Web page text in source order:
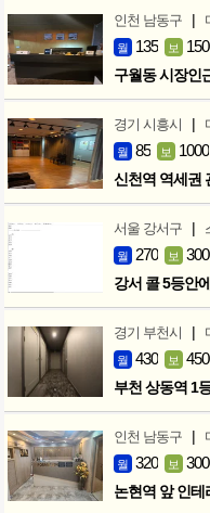
인천 남동구 |
월 135 보
구월동 시장인
경기 시흥시 |
월 85 보 1000
신천역 역세권
서울 강서구 |
월 270 보
강서 콜 5등안
경기 부천시 |
월 430 보
부천 상동역 1
인천 남동구 |
월 320 보
논현역 앞 인